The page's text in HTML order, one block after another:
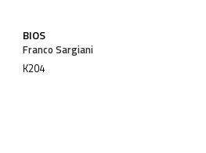
BIOS
Franco Sargiani
K204